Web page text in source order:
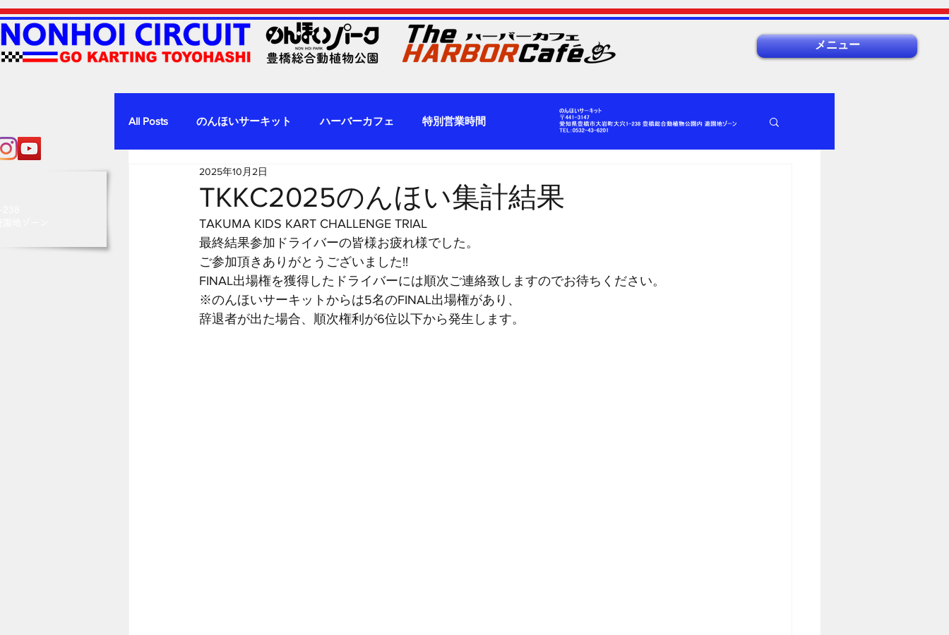
メニュー
All Posts のんほいサーキット ハーバーカフェ 特別営業時間
TKKC2025のんほい集計結果
2025年10月2日
TAKUMA KIDS KART CHALLENGE TRIAL
最終結果参加ドライバーの皆様お疲れ様でした。
ご参加頂きありがとうございました!!
FINAL出場権を獲得したドライバーには順次ご連絡致しますのでお待ちください。
※のんほいサーキットからは5名のFINAL出場権があり、
辞退者が出た場合、順次権利が6位以下から発生します。